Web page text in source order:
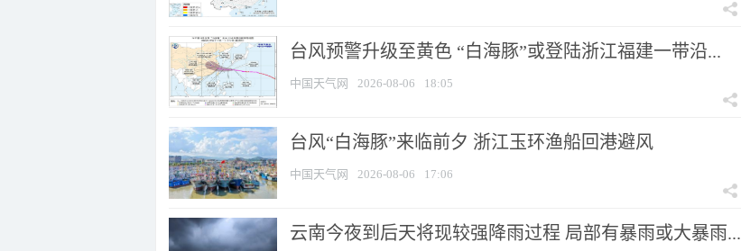
台风预警升级至黄色 “白海豚”或登陆浙江福建一带沿...
中国天气网 2026-08-06 18:05
台风“白海豚”来临前夕 浙江玉环渔船回港避风
中国天气网 2026-08-06 17:06
云南今夜到后天将现较强降雨过程 局部有暴雨或大暴雨...